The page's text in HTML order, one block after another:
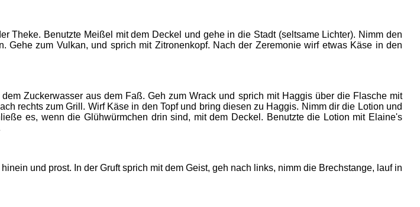
Theke. Benutzte Meißel mit dem Deckel und gehe in die Stadt (seltsame Lichter). Nimm den
zum Vulkan, und sprich mit Zitronenkopf. Nach der Zeremonie wirf etwas Käse in den
Zuckerwasser aus dem Faß. Geh zum Wrack und sprich mit Haggis über die Flasche mit
rechts zum Grill. Wirf Käse in den Topf und bring diesen zu Haggis. Nimm dir die Lotion und
es, wenn die Glühwürmchen drin sind, mit dem Deckel. Benutzte die Lotion mit Elaine's
und prost. In der Gruft sprich mit dem Geist, geh nach links, nimm die Brechstange, lauf in